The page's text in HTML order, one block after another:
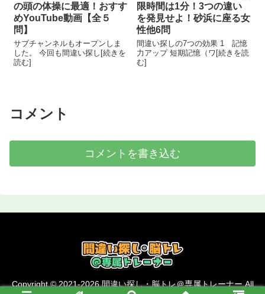
の頭の体操に最適！おすす
めYouTube動画【全５
問】
サブチャンネルもオープンしま
した。 今回も間違い探し[続きを
読む]
限時間は1分！3つの違い
を発見せよ！砂浜に座る女
性他6問
間違い探しの7つの効果 1 記憶
力アップ 短期記憶（ワ[続きを読
む]
コメント
コメントを書き込む
Copyright © 2021-2026 間違い探し・脳トレ＠専属トレーナー All